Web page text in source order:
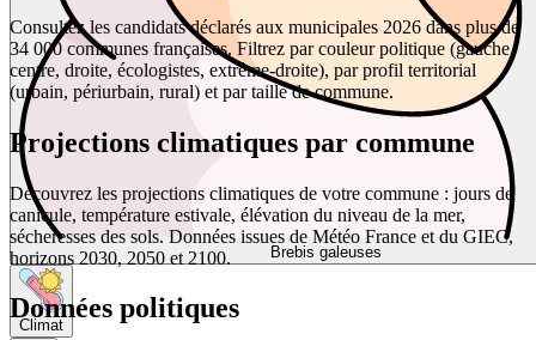
Brebis galeuses
Climat
Consultez les candidats déclarés aux municipales 2026 dans plus de
34 000 communes françaises. Filtrez par couleur politique (gauche,
centre, droite, écologistes, extrême-droite), par profil territorial
(urbain, périurbain, rural) et par taille de commune.
Projections climatiques par commune
Découvrez les projections climatiques de votre commune : jours de
canicule, température estivale, élévation du niveau de la mer,
sécheresses des sols. Données issues de Météo France et du GIEC,
horizons 2030, 2050 et 2100.
Données politiques